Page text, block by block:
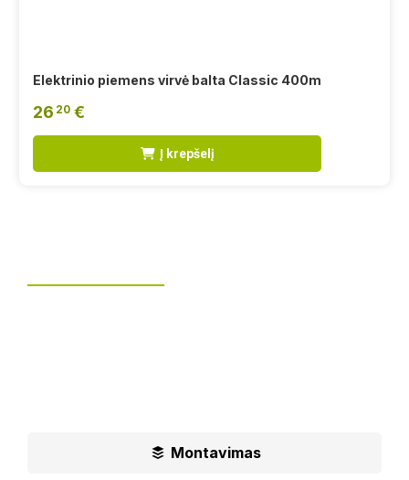
Elektrinio piemens virvė balta Classic 400m
26 20 €
Į krepšelį
Montavimas